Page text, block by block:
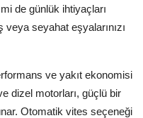
de günlük ihtiyaçları
seyahat eşyalarınızı
ve yakıt ekonomisi
dizel motorları, güçlü bir
Otomatik vites seçeneği